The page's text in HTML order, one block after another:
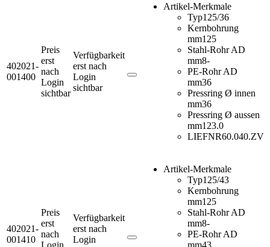
402021-
001400
Preis
erst
nach
Login
sichtbar
Verfügbarkeit
erst nach
Login
sichtbar
Artikel-Merkmale
Typ125/36
Kernbohrung
mm125
Stahl-Rohr AD
mm8-
PE-Rohr AD
mm36
Pressring Ø innen
mm36
Pressring Ø aussen
mm123.0
LIEFNR60.040.ZV
402021-
001410
Preis
erst
nach
Login
Verfügbarkeit
erst nach
Login
Artikel-Merkmale
Typ125/43
Kernbohrung
mm125
Stahl-Rohr AD
mm8-
PE-Rohr AD
mm43